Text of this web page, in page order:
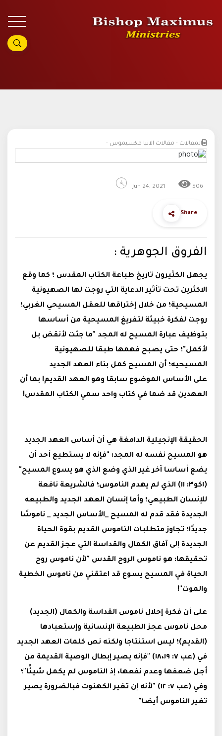
المقالات - مقالات الانبا مكسيموس -
Jun 24, 2021 506
Share
الفروق الجوهرية :
يجهل الكثيرون تاريخ طباعة الكتاب المقدس ؛ كما وقع
الاكثرين تحت تأثير الدعاية التي روجت لها الصهيونية
المسيحية؛ من خلال إختراقها للعقل المسيحي الغربي؛
روجت لفكرة خبيثة لتفريغ المسيحية من أساسها
بتوظيف عبارة المسيح له المجد "ما جئت لأنقض بل
لأكمل"؛ حتى يصبح فهمها طبقا للصهيونية
المسيحيه؛ أن المسيح كمل بناء العهد الجديد
على الأساس الموضوع سابقا وهو العهد القديم! بما أن
العهدين قد ضما في كتاب واحد سمي الكتاب المقدس!
الحقيقة الإنجيلية الدامغة هي أن أساس العهد الجديد
هو المسيح نفسه له المجد: "فإنه لا يستطيع أحد أن
يضع أساسا آخر غير الذي وضع الذي هو يسوع المسيح"
(١كو٣: ١١) الذي لم يهدم الناموس؛ فالشريعة نافعة
للإنسان الطبيعي؛ وأما إنسان العهد الجديد والطبيعه
الجديدة فقد قدم له المسيح _الأساس الجديد _ ناموسًا
جديدًا؛ تجاوز متطلبات الناموس القديم بقوة الحياة
الجديدة إلى آفاق الكمال والقداسة التي عجز القديم عن
تحقيقها: هو ناموس الروح القدس "لأن ناموس روح
الحياة في المسيح يسوع قد اعتقني من ناموس الخطية
والموت"!
على أن فكرة إحلال ناموس القداسة والكمال (الجديد)
محل ناموس عجز الطبيعة الإنسانية وإستعبادها
(القديم)؛ ليس استنتاجا ولكنه نص كلمات العهد الجديد
في (عب ٧: ١٨،١٩) "فإنه يصير إبطال الوصية القديمة من
أجل ضعفها وعدم نفعها، إذ الناموس لم يكمل شيئًا"؛
وفي (عب ٧: ١٢) "لأنه إن تغير الكهنوت فبالضرورة يصير
تغير الناموس أيضا"